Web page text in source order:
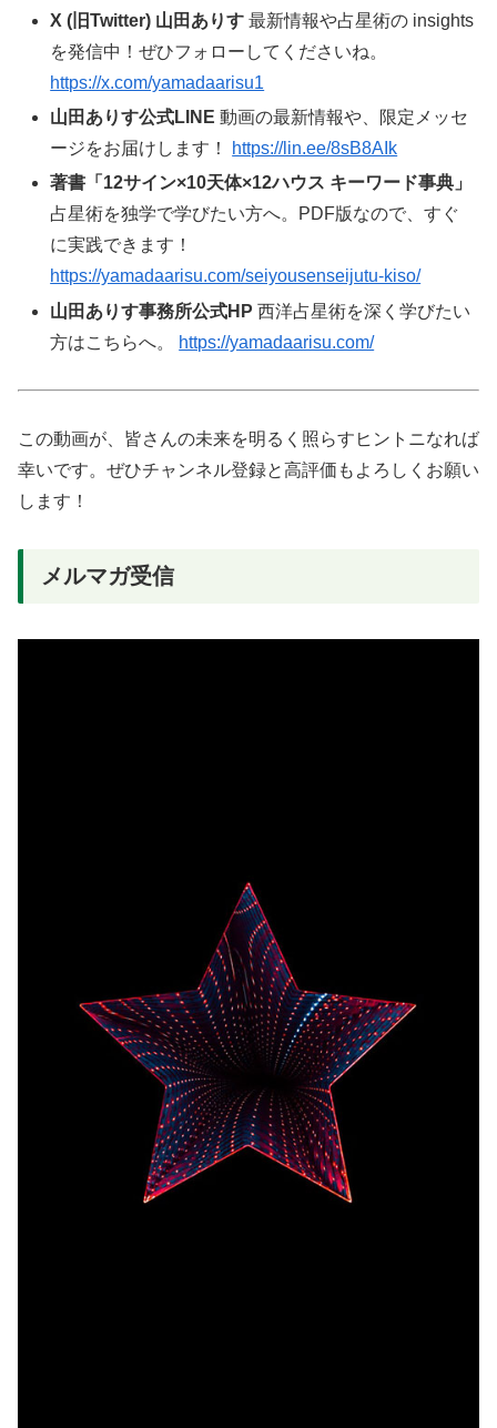
X (旧Twitter) 山田ありす 最新情報や占星術の insights
を発信中！ぜひフォローしてくださいね。
https://x.com/yamadaarisu1
山田ありす公式LINE 動画の最新情報や、限定メッセ
ージをお届けします！
https://lin.ee/8sB8AIk
著書「12サイン×10天体×12ハウス キーワード事典」
占星術を独学で学びたい方へ。PDF版なので、すぐ
に実践できます！
https://yamadaarisu.com/seiyousenseijutu-kiso/
山田ありす事務所公式HP 西洋占星術を深く学びたい
方はこちらへ。
https://yamadaarisu.com/
この動画が、皆さんの未来を明るく照らすヒントニなれば
幸いです。ぜひチャンネル登録と高評価もよろしくお願い
します！
メルマガ受信